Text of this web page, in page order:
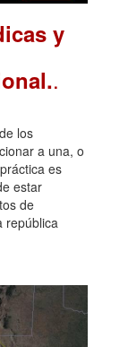
y
.
los
a una, o
es
estar
de
república